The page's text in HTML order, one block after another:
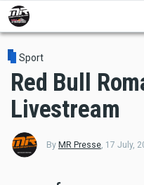
Skip
to
main
content
Sport
Red Bull
Livestream
By MR Presse, 17 July,